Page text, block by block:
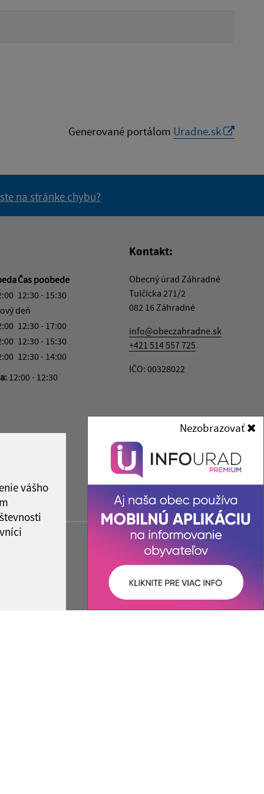
vášho
Nezobrazovať
Generované portálom Uradne.sk
na stránke chybu?
Čas poobede
12:30 - 15:30
deň
12:30 - 17:00
12:30 - 15:30
12:30 - 14:00
12:00 - 12:30
Kontakt:
Obecný úrad Záhradné
Tulčícka 271/2
082 16 Záhradné
info@obeczahradne.sk
+421 514 557 725
IČO: 00328022